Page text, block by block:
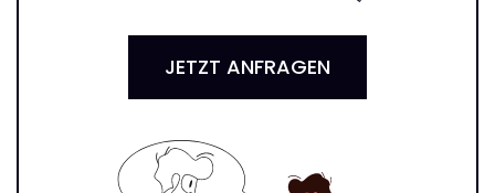
JETZT ANFRAGEN